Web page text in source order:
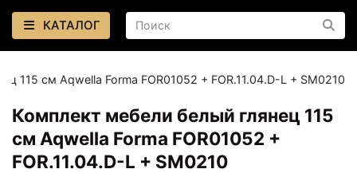
КАТАЛОГ
115 см Aqwella Forma FOR01052 + FOR.11.04.D-L + SM0210
Комплект мебели белый глянец 115
см Aqwella Forma FOR01052 +
FOR.11.04.D-L + SM0210